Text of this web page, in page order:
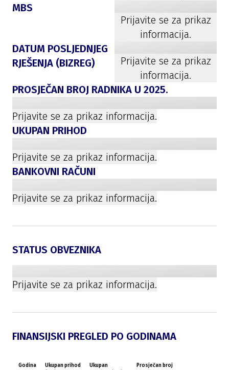
MBS
Prijavite se za prikaz
informacija.
DATUM POSLJEDNJEG
RJEŠENJA (BIZREG)
Prijavite se za prikaz
informacija.
PROSJEČAN BROJ RADNIKA U 2025.
Prijavite se za prikaz informacija.
UKUPAN PRIHOD
Prijavite se za prikaz informacija.
BANKOVNI RAČUNI
Prijavite se za prikaz informacija.
STATUS OBVEZNIKA
Prijavite se za prikaz informacija.
FINANSIJSKI PREGLED PO GODINAMA
Godina
Ukupan prihod
Ukupan
Prosječan broj